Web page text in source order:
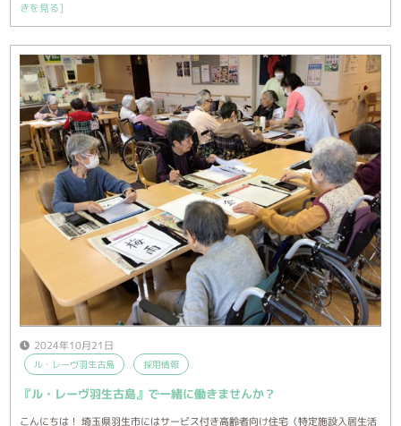
きを見る]
2024年10月21日
ル・レーヴ羽生古島 採用情報
『ル・レーヴ羽生古島』で一緒に働きませんか？
こんにちは！ 埼玉県羽生市にはサービス付き高齢者向け住宅（特定施設入居生活